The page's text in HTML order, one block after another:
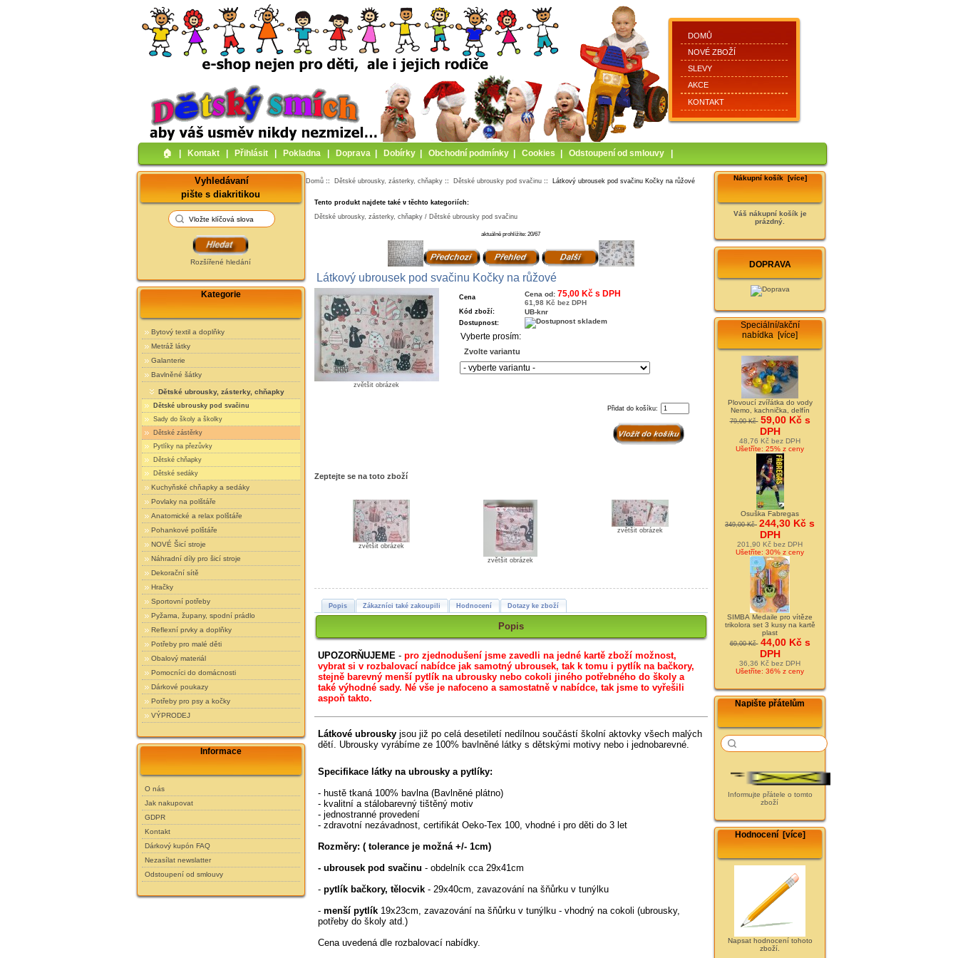
DOMŮ
NOVÉ ZBOŽÍ
SLEVY
AKCE
KONTAKT
🏠︎ Kontakt Přihlásit Pokladna Doprava Dobírky Obchodní podmínky Cookies Odstoupení od smlouvy
Vyhledávaní
pište s diakritikou
Rozšířené hledání
Kategorie
Bytový textil a doplňky
Metráž látky
Galanterie
Bavlněné šátky
Dětské ubrousky, zásterky, chňapky
Dětské ubrousky pod svačinu
Sady do školy a školky
Dětské zástěrky
Pytlíky na přezůvky
Dětské chňapky
Dětské sedáky
Kuchyňské chňapky a sedáky
Povlaky na polštáře
Anatomické a relax polštáře
Pohankové polštáře
NOVÉ Šicí stroje
Náhradní díly pro šicí stroje
Dekorační sítě
Hračky
Sportovní potřeby
Pyžama, župany, spodní prádlo
Reflexní prvky a doplňky
Potřeby pro malé děti
Obalový materiál
Pomocníci do domácnosti
Dárkové poukazy
Potřeby pro psy a kočky
VÝPRODEJ
Informace
O nás
Jak nakupovat
GDPR
Kontakt
Dárkový kupón FAQ
Nezasílat newslatter
Odstoupení od smlouvy
Domů :: Dětské ubrousky, zásterky, chňapky :: Dětské ubrousky pod svačinu :: Látkový ubrousek pod svačinu Kočky na růžové
Tento produkt najdete také v těchto kategoriích:
Dětské ubrousky, zásterky, chňapky / Dětské ubrousky pod svačinu
aktuálně prohlížíte: 20/67
Látkový ubrousek pod svačinu Kočky na růžové
zvětšit obrázek
Cena Cena od:75,00 Kč s DPH
61,98 Kč bez DPH
Kód zboží: UB-knr
Dostupnost:
Vyberte prosím:
Zvolte variantu
Přidat do košíku:
Zeptejte se na toto zboží
zvětšit obrázek
zvětšit obrázek
zvětšit obrázek
Popis Zákazníci také zakoupili Hodnocení Dotazy ke zboží
Popis
UPOZORŇUJEME -pro zjednodušení jsme zavedli na jedné kartě zboží možnost,
vybrat si v rozbalovací nabídce jak samotný ubrousek, tak k tomu i pytlík na bačkory,
stejně barevný menší pytlík na ubrousky nebo cokoli jiného potřebného do školy a
také výhodné sady. Né vše je nafoceno a samostatně v nabídce, tak jsme to vyřešili
aspoň takto.
Látkové ubrousky jsou již po celá desetiletí nedílnou součástí školní aktovky všech malých
dětí. Ubrousky vyrábíme ze 100% bavlněné látky s dětskými motivy nebo i jednobarevné.
Specifikace látky na ubrousky a pytlíky:
- hustě tkaná 100% bavlna (Bavlněné plátno)
- kvalitní a stálobarevný tištěný motiv
- jednostranné provedení
- zdravotní nezávadnost, certifikát Oeko-Tex 100, vhodné i pro děti do 3 let
Rozměry:( tolerance je možná +/- 1cm)
- ubrousek pod svačinu - obdelník cca 29x41cm
-pytlík bačkory, tělocvik- 29x40cm, zavazování na šňůrku v tunýlku
-menší pytlík 19x23cm, zavazování na šňůrku v tunýlku - vhodný na cokoli (ubrousky,
potřeby do školy atd.)
Cena uvedená dle rozbalovací nabídky.
Nákupní košík [více]
Váš nákupní košík je
prázdný.
DOPRAVA
Speciální/akční
nabídka [více]
Plovoucí zvířátka do vody
Nemo, kachnička, delfín
79,00 Kč 59,00 Kč s
DPH
48,76 Kč bez DPH
Ušetříte: 25% z ceny
Osuška Fabregas
349,00 Kč 244,30 Kč s
DPH
201,90 Kč bez DPH
Ušetříte: 30% z ceny
SIMBA Medaile pro vítěze
trikolora set 3 kusy na kartě
plast
69,00 Kč 44,00 Kč s
DPH
36,36 Kč bez DPH
Ušetříte: 36% z ceny
Napište přátelům
Informujte přátele o tomto
zboží
Hodnocení [více]
Napsat hodnocení tohoto
zboží.